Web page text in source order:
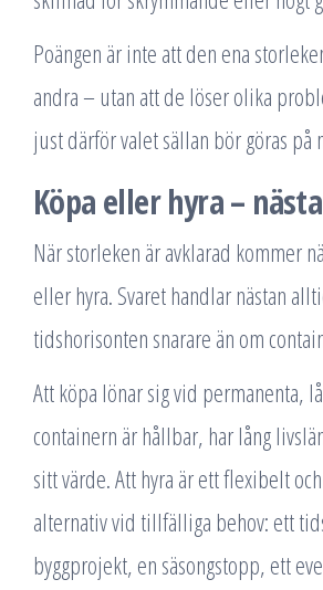
Poängen är inte att den ena
andra – utan att de löser olika
just därför valet sällan bör göras på
Köpa eller hyra –
När storleken är avklarad kommer
eller hyra. Svaret handlar nästan
tidshorisonten snarare än om
Att köpa lönar sig vid permanenta,
containern är hållbar, har lång
sitt värde. Att hyra är ett flexibelt
alternativ vid tillfälliga behov: ett
byggprojekt, en säsongstopp, ett